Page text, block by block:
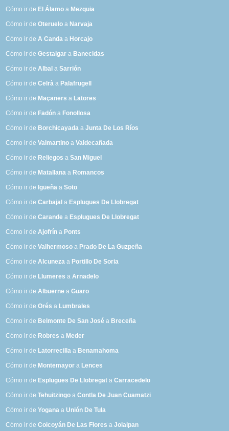
Cómo ir de El Álamo a Mezquia
Cómo ir deOteruelo a Narvaja
Cómo ir deA Canda a Horcajo
Cómo ir deGestalgar a Banecidas
Cómo ir deAlbal aSarrión
Cómo ir deCelrà a Palafrugell
Cómo ir de Maçaners a Latores
Cómo ir de Fadón a Fonollosa
Cómo ir de Borchicayada aJunta De Los Ríos
Cómo ir deValmartino aValdecañada
Cómo ir de Reliegos aSan Miguel
Cómo ir de Matallana a Romancos
Cómo ir de Igüeña aSoto
Cómo ir deCarbajal a Esplugues De Llobregat
Cómo ir deCarande a Esplugues De Llobregat
Cómo ir deAjofrín a Ponts
Cómo ir deValhermoso a Prado De La Guzpeña
Cómo ir deAlcuneza a Portillo De Soria
Cómo ir de Llumeres aArnadelo
Cómo ir deAlbuerne aGuaro
Cómo ir deOrés a Lumbrales
Cómo ir de Belmonte De San José a Breceña
Cómo ir de Robres a Meder
Cómo ir de Latorrecilla a Benamahoma
Cómo ir de Montemayor a Lences
Cómo ir de Esplugues De Llobregat aCarracedelo
Cómo ir deTehuitzingo aContla De Juan Cuamatzi
Cómo ir deYogana aUnión De Tula
Cómo ir deCoicoyán De Las Flores aJolalpan